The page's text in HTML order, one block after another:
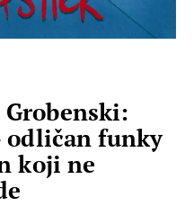
Grobenski:
odličan funky
koji ne